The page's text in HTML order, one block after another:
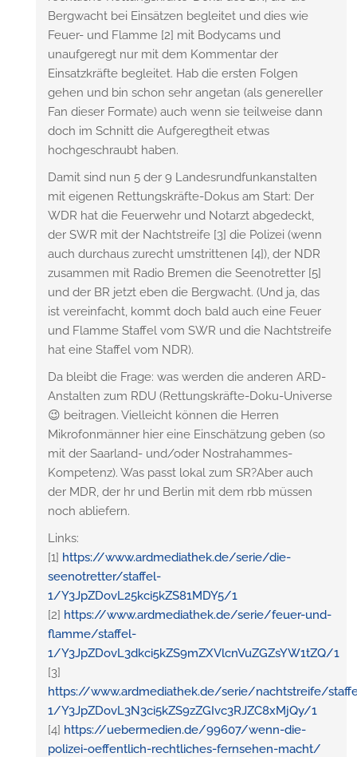
Bergwacht bei Einsätzen begleitet und dies wie
Feuer- und Flamme [2] mit Bodycams und
unaufgeregt nur mit dem Kommentar der
Einsatzkräfte begleitet. Hab die ersten Folgen
gehen und bin schon sehr angetan (als genereller
Fan dieser Formate) auch wenn sie teilweise dann
doch im Schnitt die Aufgeregtheit etwas
hochgeschraubt haben.
Damit sind nun 5 der 9 Landesrundfunkanstalten
mit eigenen Rettungskräfte-Dokus am Start: Der
WDR hat die Feuerwehr und Notarzt abgedeckt,
der SWR mit der Nachtstreife [3] die Polizei (wenn
auch durchaus zurecht umstrittenen [4]), der NDR
zusammen mit Radio Bremen die Seenotretter [5]
und der BR jetzt eben die Bergwacht. (Und ja, das
ist vereinfacht, kommt doch bald auch eine Feuer
und Flamme Staffel vom SWR und die Nachtstreife
hat eine Staffel vom NDR).
Da bleibt die Frage: was werden die anderen ARD-
Anstalten zum RDU (Rettungskräfte-Doku-Universe
😉 beitragen. Vielleicht können die Herren
Mikrofonmänner hier eine Einschätzung geben (so
mit der Saarland- und/oder Nostrahammes-
Kompetenz). Was passt lokal zum SR?Aber auch
der MDR, der hr und Berlin mit dem rbb müssen
noch abliefern.
Links:
[1] https://www.ardmediathek.de/serie/die-
seenotretter/staffel-
1/Y3JpZDovL25kci5kZS81MDY5/1
[2] https://www.ardmediathek.de/serie/feuer-und-
flamme/staffel-
1/Y3JpZDovL3dkci5kZS9mZXVlcnVuZGZsYW1tZQ/1
[3]
https://www.ardmediathek.de/serie/nachtstreife/
1/Y3JpZDovL3N3ci5kZS9zZGIvc3RJZC8xMjQy/1
[4] https://uebermedien.de/99607/wenn-die-
polizei-oeffentlich-rechtliches-fernsehen-macht/